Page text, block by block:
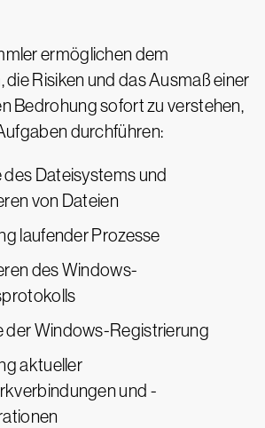
ermöglichen dem
Risiken und das Ausmaß einer
Bedrohung sofort zu verstehen,
durchführen:
des Dateisystems und
von Dateien
laufender Prozesse
des Windows-
der Windows-Registrierung
aktueller
und -